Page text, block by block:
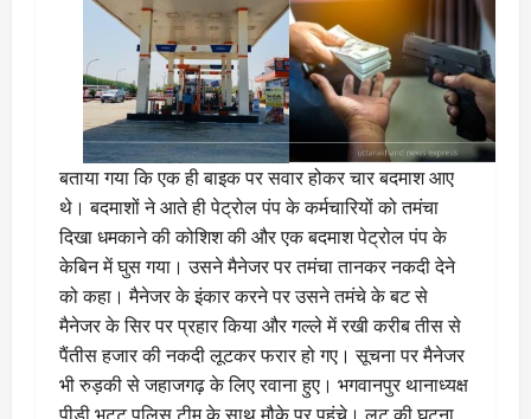
बताया गया कि एक ही बाइक पर सवार होकर चार बदमाश आए
थे। बदमाशों ने आते ही पेट्रोल पंप के कर्मचारियों को तमंचा
दिखा धमकाने की कोशिश की और एक बदमाश पेट्रोल पंप के
केबिन में घुस गया। उसने मैनेजर पर तमंचा तानकर नकदी देने
को कहा। मैनेजर के इंकार करने पर उसने तमंचे के बट से
मैनेजर के सिर पर प्रहार किया और गल्ले में रखी करीब तीस से
पैंतीस हजार की नकदी लूटकर फरार हो गए। सूचना पर मैनेजर
भी रुड़की से जहाजगढ़ के लिए रवाना हुए। भगवानपुर थानाध्यक्ष